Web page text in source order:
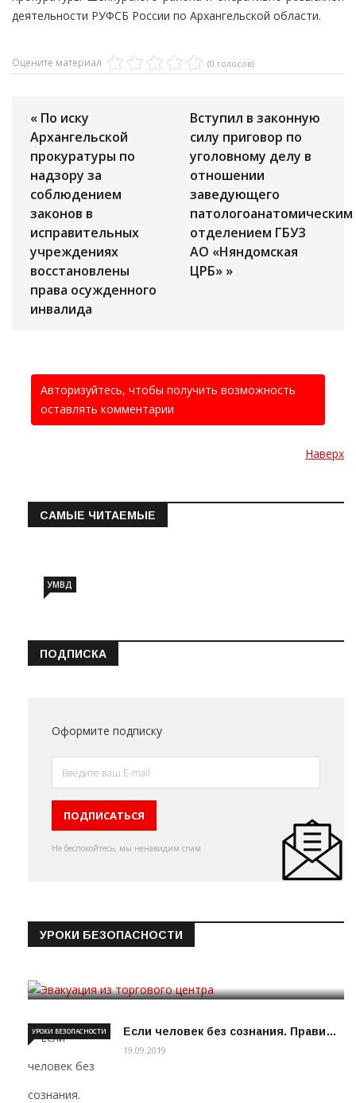
деятельности РУФСБ России по Архангельской области.
Оцените материал (0 голосов)
« По иску
Архангельской
прокуратуры по
надзору за
соблюдением
законов в
исправительных
учреждениях
восстановлены
права осужденного
инвалида
Вступил в законную
силу приговор по
уголовному делу в
отношении
заведующего
патологоанатомическим
отделением ГБУЗ
АО «Няндомская
ЦРБ» »
Авторизуйтесь, чтобы получить возможность
оставлять комментарии
Наверх
САМЫЕ ЧИТАЕМЫЕ
УМВД
ПОДПИСКА
Оформите подписку
Не беспокойтесь, мы ненавидим спам
УРОКИ БЕЗОПАСНОСТИ
Если человек без сознания. Прави…
УРОКИ БЕЗОПАСНОСТИ
19.09.2019